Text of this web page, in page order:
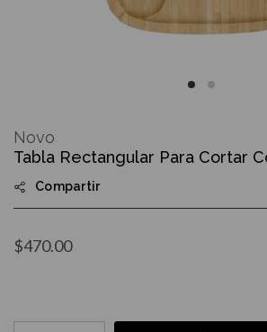
the
beginning
the
images
Tabla Rectangular Para Cortar
Compartir
$470.00
Novo